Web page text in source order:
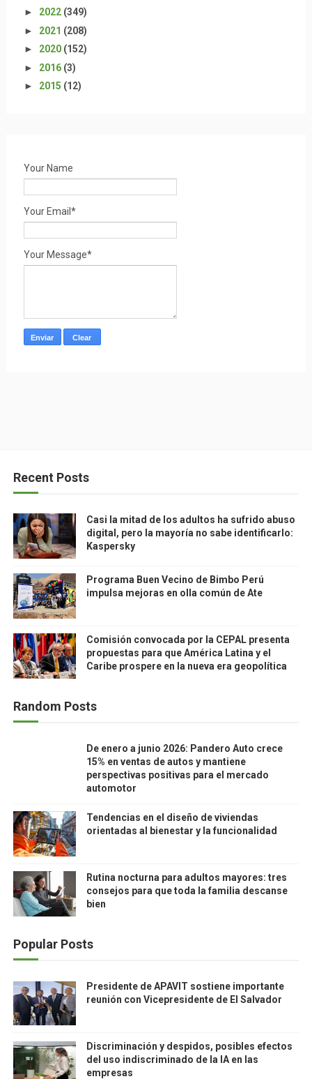
► 2022 (349)
► 2021 (208)
► 2020 (152)
► 2016 (3)
► 2015 (12)
Your Name
Your Email*
Your Message*
Recent Posts
Casi la mitad de los adultos ha sufrido abuso
digital, pero la mayoría no sabe identificarlo:
Kaspersky
Programa Buen Vecino de Bimbo Perú
impulsa mejoras en olla común de Ate
Comisión convocada por la CEPAL presenta
propuestas para que América Latina y el
Caribe prospere en la nueva era geopolítica
Random Posts
De enero a junio 2026: Pandero Auto crece
15% en ventas de autos y mantiene
perspectivas positivas para el mercado
automotor
Tendencias en el diseño de viviendas
orientadas al bienestar y la funcionalidad
Rutina nocturna para adultos mayores: tres
consejos para que toda la familia descanse
bien
Popular Posts
Presidente de APAVIT sostiene importante
reunión con Vicepresidente de El Salvador
Discriminación y despidos, posibles efectos
del uso indiscriminado de la IA en las
empresas